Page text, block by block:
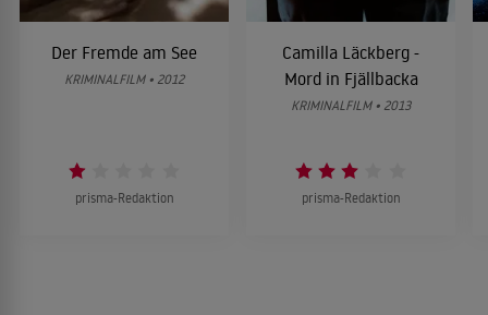
Der Fremde am See
KRIMINALFILM • 2012
prisma-Redaktion
Camilla Läckberg -
Mord in Fjällbacka
KRIMINALFILM • 2013
prisma-Redaktion